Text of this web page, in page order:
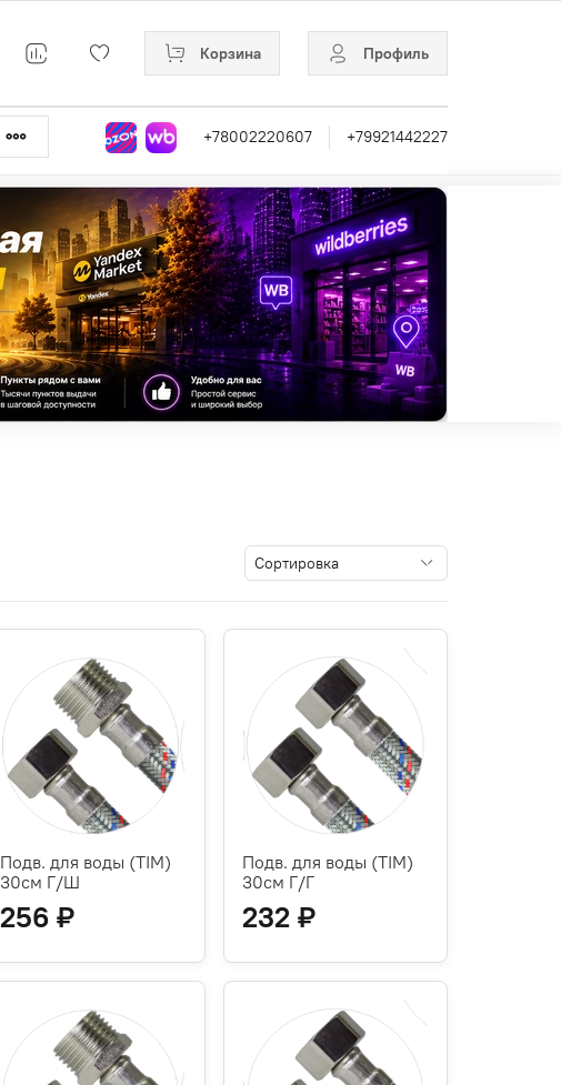
Корзина Профиль
+78002220607 +79921442227
Подв. для воды (TIM)
30см Г/Ш
256 ₽
Подв. для воды (TIM)
30см Г/Г
232 ₽